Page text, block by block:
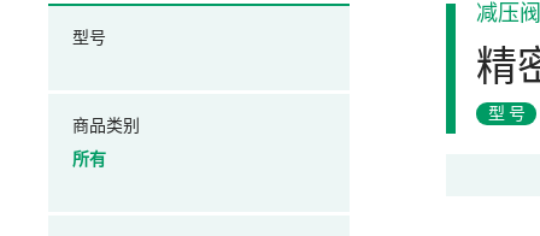
减压阀
精
型号
型号
商品类别
所有